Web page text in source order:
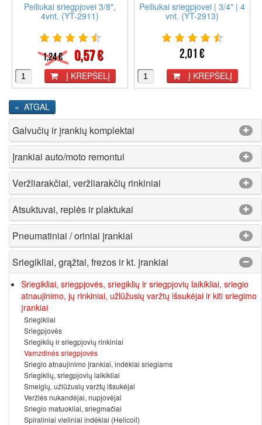
Peiliukai sriegpjovei 3/8",
4vnt. (YT-2911)
1,24 € 0,57 €
Į KREPŠELĮ
Peiliukai sriegpjovei | 3/4" | 4
vnt. (YT-2913)
2,01 €
Į KREPŠELĮ
« ATGAL
Galvučių ir įrankių komplektai
Įrankiai auto/moto remontui
Veržliarakčiai, veržliarakčių rinkiniai
Atsuktuvai, replės ir plaktukai
Pneumatiniai / oriniai įrankiai
Sriegikliai, grąžtai, frezos ir kt. įrankiai
Sriegikliai, sriegpjovės, sriegiklių ir sriegpjovių laikikliai, sriegio
atnaujinimo, jų rinkiniai, užlūžusių varžtų išsukėjai ir kiti sriegimo
įrankiai
Sriegikliai
Sriegpjovės
Sriegiklių ir sriegpjovių rinkiniai
Vamzdinės sriegpjovės
Sriegio atnaujinimo įrankiai, indėklai sriegiams
Sriegiklių, sriegpjovių laikikliai
Smeigių, užlūžusių varžtų išsukėjai
Veržlės nukandėjai, nupjovėjai
Sriegio matuokliai, sriegmačiai
Spiraliniai vieliniai indėklai (Helicoil)